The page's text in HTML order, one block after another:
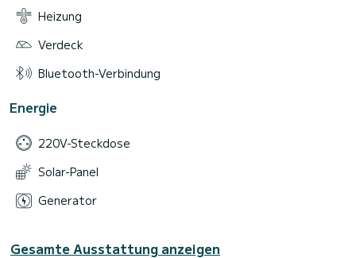
Heizung
Verdeck
Bluetooth-Verbindung
Energie
220V-Steckdose
Solar-Panel
Generator
Gesamte Ausstattung anzeigen